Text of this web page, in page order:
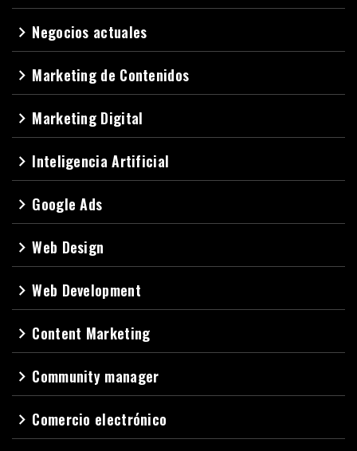
navigate_next Negocios actuales
navigate_next Marketing de Contenidos
navigate_next Marketing Digital
navigate_next Inteligencia Artificial
navigate_next Google Ads
navigate_nextWeb Design
navigate_nextWeb Development
navigate_next Content Marketing
navigate_next Community manager
navigate_next Comercio electrónico